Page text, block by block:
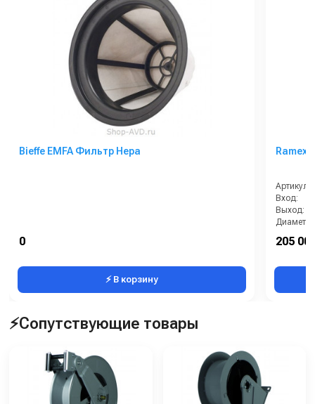
Bieffe EMFA Фильтр Hepa
0
⚡ В корзину
Ramex
Артикул:
Вход:
Выход:
Корпус:
205
⚡Сопутствующие товары